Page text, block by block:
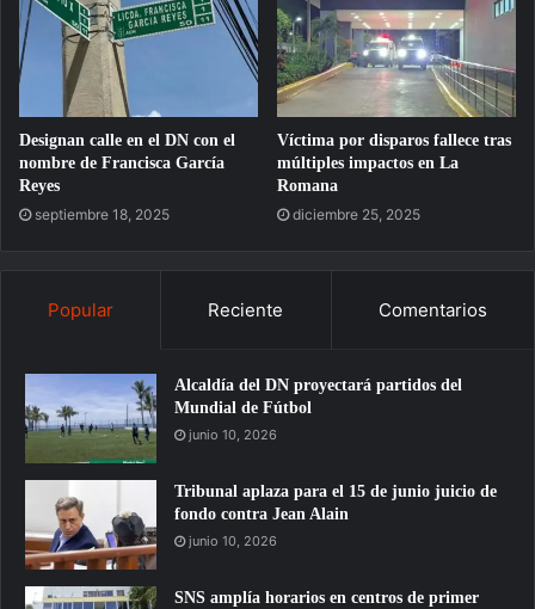
Designan calle en el DN con el
nombre de Francisca García
Reyes
septiembre 18, 2025
Víctima por disparos fallece tras
múltiples impactos en La
Romana
diciembre 25, 2025
Popular Reciente Comentarios
Alcaldía del DN proyectará partidos del
Mundial de Fútbol
junio 10, 2026
Tribunal aplaza para el 15 de junio juicio de
fondo contra Jean Alain
junio 10, 2026
SNS amplía horarios en centros de primer